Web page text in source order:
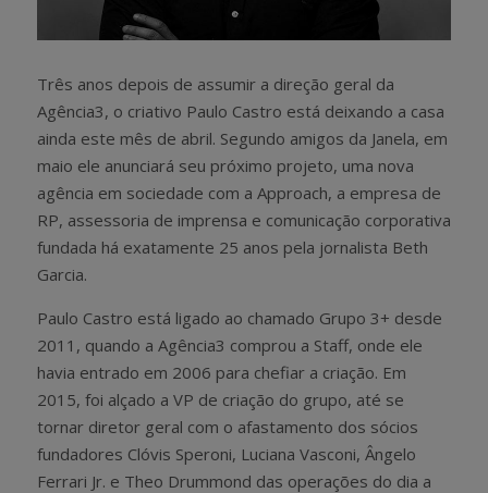
Três anos depois de assumir a direção geral da
Agência3, o criativo Paulo Castro está deixando a casa
ainda este mês de abril. Segundo amigos da Janela, em
maio ele anunciará seu próximo projeto, uma nova
agência em sociedade com a Approach, a empresa de
RP, assessoria de imprensa e comunicação corporativa
fundada há exatamente 25 anos pela jornalista Beth
Garcia.
Paulo Castro está ligado ao chamado Grupo 3+ desde
2011, quando a Agência3 comprou a Staff, onde ele
havia entrado em 2006 para chefiar a criação. Em
2015, foi alçado a VP de criação do grupo, até se
tornar diretor geral com o afastamento dos sócios
fundadores Clóvis Speroni, Luciana Vasconi, Ângelo
Ferrari Jr. e Theo Drummond das operações do dia a